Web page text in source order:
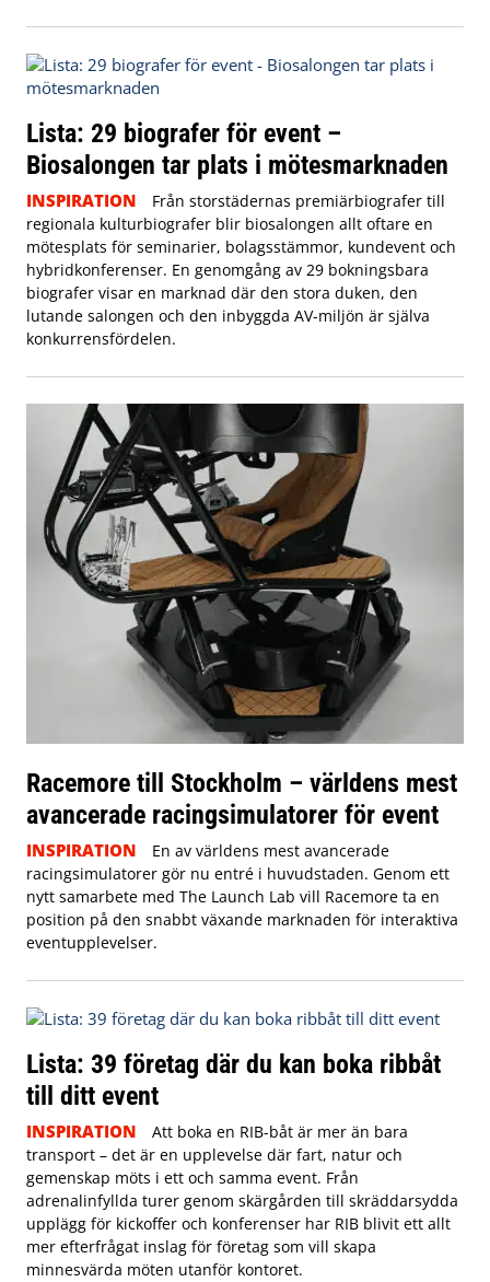
Lista: 29 biografer för event –
Biosalongen tar plats i mötesmarknaden
INSPIRATION
Från storstädernas premiärbiografer till
regionala kulturbiografer blir biosalongen allt oftare en
mötesplats för seminarier, bolagsstämmor, kundevent och
hybridkonferenser. En genomgång av 29 bokningsbara
biografer visar en marknad där den stora duken, den
lutande salongen och den inbyggda AV-miljön är själva
konkurrensfördelen.
Racemore till Stockholm – världens mest
avancerade racingsimulatorer för event
INSPIRATION
En av världens mest avancerade
racingsimulatorer gör nu entré i huvudstaden. Genom ett
nytt samarbete med The Launch Lab vill Racemore ta en
position på den snabbt växande marknaden för interaktiva
eventupplevelser.
Lista: 39 företag där du kan boka ribbåt
till ditt event
INSPIRATION
Att boka en RIB-båt är mer än bara
transport – det är en upplevelse där fart, natur och
gemenskap möts i ett och samma event. Från
adrenalinfyllda turer genom skärgården till skräddarsydda
upplägg för kickoffer och konferenser har RIB blivit ett allt
mer efterfrågat inslag för företag som vill skapa
minnesvärda möten utanför kontoret.